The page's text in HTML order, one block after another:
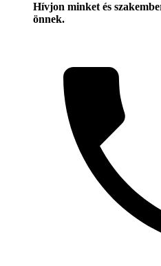
Hívjon minket és
önnek.